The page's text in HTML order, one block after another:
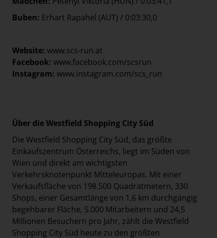
Buben: Erhart Rapahel (AUT) / 0:03:30,0
Website: www.scs-run.at
Facebook: www.facebook.com/scsrun
Instagram: www.instagram.com/scs_run
Über die Westfield Shopping City Süd
Die Westfield Shopping City Süd, das größte
Einkaufszentrum Österreichs, liegt im Süden von
Wien und direkt am wichtigsten
Verkehrsknotenpunkt Mitteleuropas. Mit einer
Verkaufsfläche von 198.500 Quadratmetern, 330
Shops, einer Gesamtlänge von 1,6 km durchgängig
begehbarer Fläche, 5.000 Mitarbeitern und 24,5
Millionen Besuchern pro Jahr, zählt die Westfield
Shopping City Süd heute zu den größten